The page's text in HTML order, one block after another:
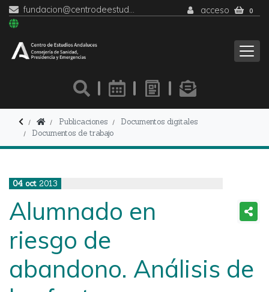
fundacion@centrodeestudiosandaluces.es acceso 0
Publicaciones
Documentos digitales
Documentos de trabajo
04 oct 2013
Alumnado en
riesgo de
abandono. Análisis de